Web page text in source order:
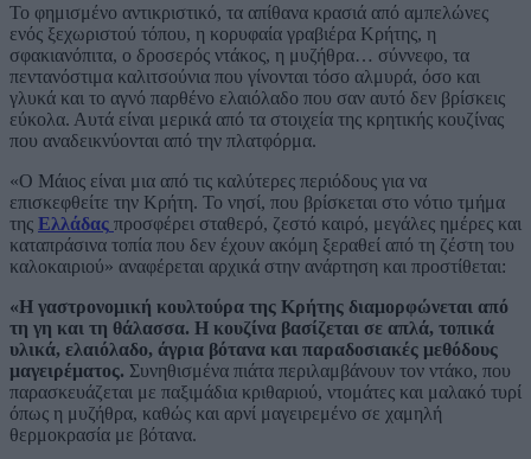
Το φημισμένο αντικριστικό, τα απίθανα κρασιά από αμπελώνες
ενός ξεχωριστού τόπου, η κορυφαία γραβιέρα Κρήτης, η
σφακιανόπιτα, ο δροσερός ντάκος, η μυζήθρα… σύννεφο, τα
πεντανόστιμα καλιτσούνια που γίνονται τόσο αλμυρά, όσο και
γλυκά και το αγνό παρθένο ελαιόλαδο που σαν αυτό δεν βρίσκεις
εύκολα. Αυτά είναι μερικά από τα στοιχεία της κρητικής κουζίνας
που αναδεικνύονται από την πλατφόρμα.
«Ο Μάιος είναι μια από τις καλύτερες περιόδους για να
επισκεφθείτε την Κρήτη. Το νησί, που βρίσκεται στο νότιο τμήμα
της Ελλάδας προσφέρει σταθερό, ζεστό καιρό, μεγάλες ημέρες και
καταπράσινα τοπία που δεν έχουν ακόμη ξεραθεί από τη ζέστη του
καλοκαιριού» αναφέρεται αρχικά στην ανάρτηση και προστίθεται:
«Η γαστρονομική κουλτούρα της Κρήτης διαμορφώνεται από
τη γη και τη θάλασσα. Η κουζίνα βασίζεται σε απλά, τοπικά
υλικά, ελαιόλαδο, άγρια βότανα και παραδοσιακές μεθόδους
μαγειρέματος. Συνηθισμένα πιάτα περιλαμβάνουν τον ντάκο, που
παρασκευάζεται με παξιμάδια κριθαριού, ντομάτες και μαλακό τυρί
όπως η μυζήθρα, καθώς και αρνί μαγειρεμένο σε χαμηλή
θερμοκρασία με βότανα.